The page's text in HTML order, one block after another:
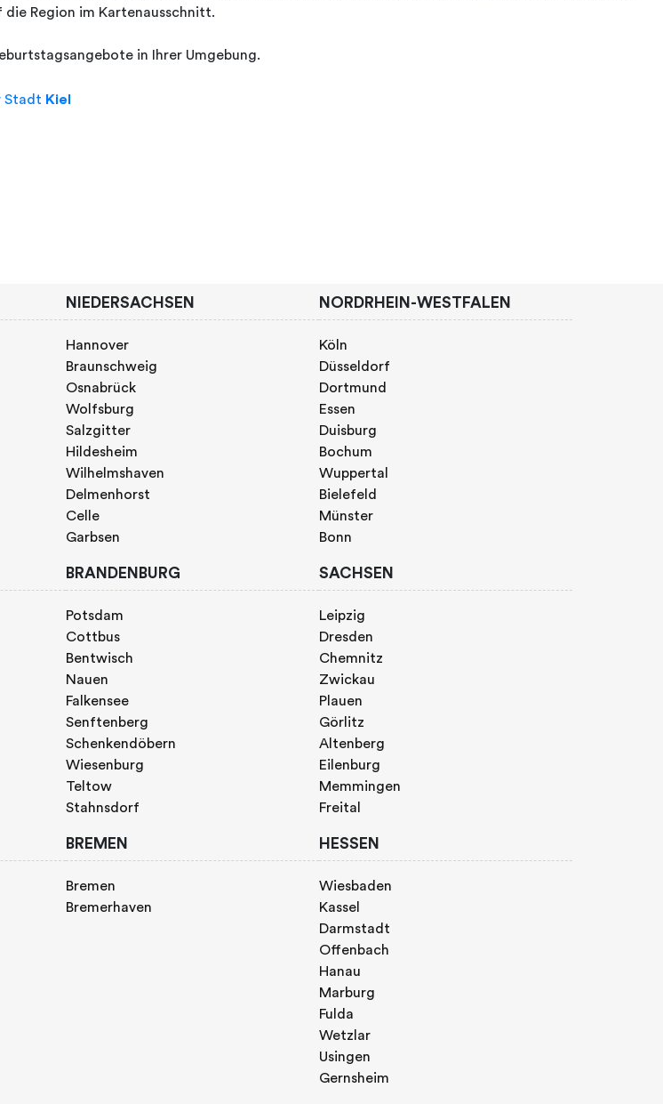
Region im Kartenausschnitt.
in Ihrer Umgebung.
Stadt Kiel
NIEDERSACHSEN
Hannover
Braunschweig
Osnabrück
Wolfsburg
Salzgitter
Hildesheim
Wilhelmshaven
Delmenhorst
Celle
Garbsen
NORDRHEIN-WESTFALEN
Köln
Düsseldorf
Dortmund
Essen
Duisburg
Bochum
Wuppertal
Bielefeld
Münster
Bonn
BRANDENBURG
Potsdam
Cottbus
Bentwisch
Nauen
Falkensee
Senftenberg
Schenkendöbern
Wiesenburg
Teltow
Stahnsdorf
SACHSEN
Leipzig
Dresden
Chemnitz
Zwickau
Plauen
Görlitz
Altenberg
Eilenburg
Memmingen
Freital
BREMEN
Bremen
Bremerhaven
HESSEN
Wiesbaden
Kassel
Darmstadt
Offenbach
Hanau
Marburg
Fulda
Wetzlar
Usingen
Gernsheim